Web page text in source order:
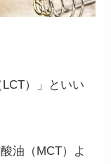
）」といい
油（MCT）よ